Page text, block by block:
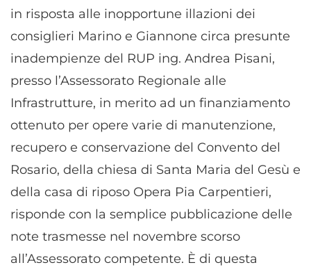
in risposta alle inopportune illazioni dei
consiglieri Marino e Giannone circa presunte
inadempienze del RUP ing. Andrea Pisani,
presso l’Assessorato Regionale alle
Infrastrutture, in merito ad un finanziamento
ottenuto per opere varie di manutenzione,
recupero e conservazione del Convento del
Rosario, della chiesa di Santa Maria del Gesù e
della casa di riposo Opera Pia Carpentieri,
risponde con la semplice pubblicazione delle
note trasmesse nel novembre scorso
all’Assessorato competente. È di questa